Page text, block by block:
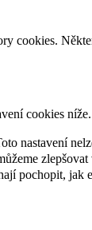
cookies.
cookies níže.
nastavení
pochopit, jak